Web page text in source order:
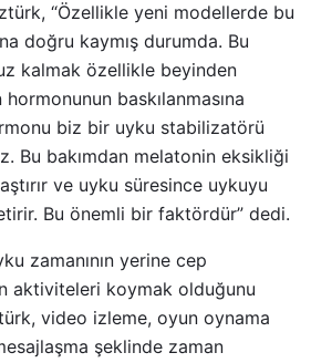
“Özellikle yeni modellerde bu
doğru kaymış durumda. Bu
kalmak özellikle beyinden
baskılanmasına
biz bir uyku stabilizatörü
Bu bakımdan melatonin eksikliği
ve uyku süresince uykuyu
Bu önemli bir faktördür” dedi.
zamanının yerine cep
aktiviteleri koymak olduğunu
video izleme, oyun oynama
şeklinde zaman